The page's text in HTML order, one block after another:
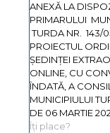
ANEXĂ LA
PRIMARULUI
TURDA NR. 143/
PROIECTUL
ŞEDINŢEI
ONLINE, CU
ÎNDATĂ, A
MUNICIPIULUI
DE 06 MARTIE
Îți place?